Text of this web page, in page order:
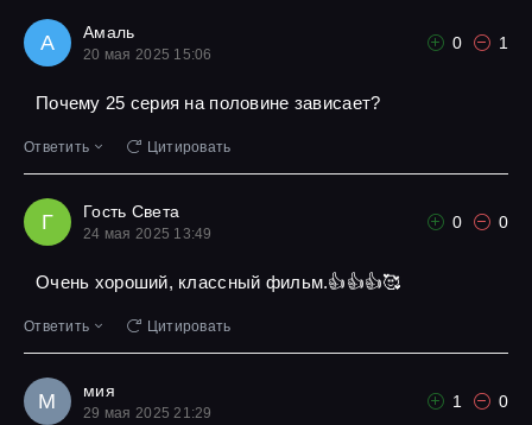
А Амаль
20 мая 2025 15:06
0 1
Почему 25 серия на половине зависает?
Ответить Цитировать
Г Гость Света
24 мая 2025 13:49
0 0
Очень хороший, классный фильм.👍👍👍🥰
Ответить Цитировать
М мия
29 мая 2025 21:29
1 0